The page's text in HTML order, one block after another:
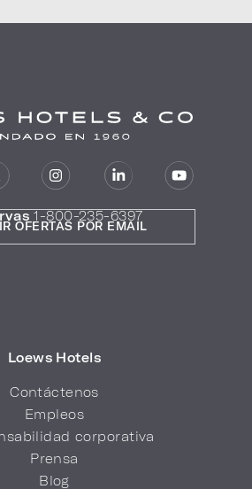
1-800-235-6397
Loews Hotels
Contáctenos
Empleos
corporativa
Prensa
Blog
OFERTAS POR EMAIL